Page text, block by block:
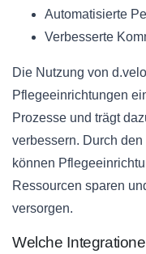
Automatisierte
Verbesserte
Die Nutzung von
Pflegeeinrichtungen
Prozesse und trägt
verbessern. Durch
können
Ressourcen sparen
versorgen.
Welche